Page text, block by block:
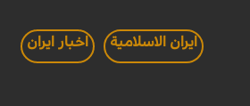
ايران الاسلامية اخبار ايران